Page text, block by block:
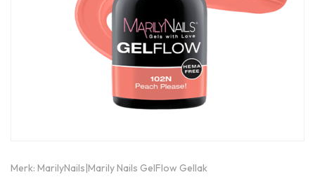
Merk: MarilyNails|Marily Nails GelFlow Gellak